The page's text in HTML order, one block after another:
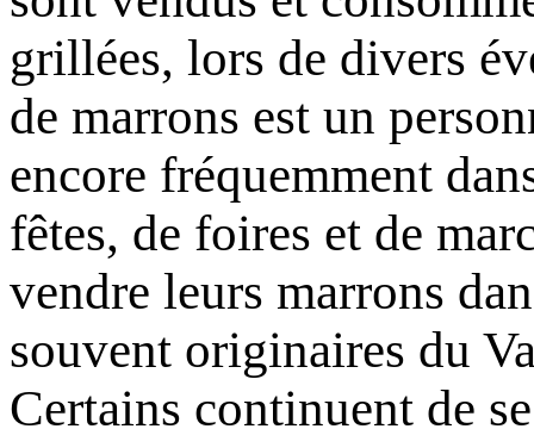
grillées, lors de divers
de marrons est un
encore fréquemment
fêtes, de foires et de
vendre leurs marrons
souvent originaires du
Certains continuent de